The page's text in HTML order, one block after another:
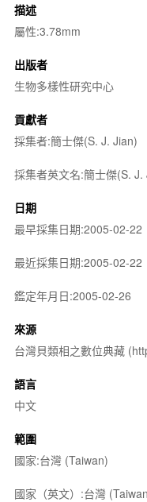
描述
屬性:3.78mm
出版者
生物多樣性研究中心
貢獻者
採集者:簡士傑(S. J. Jian)
採集者英文名:簡士傑(S. J.
日期
最早採集日期:2005-02-22
最近採集日期:2005-02-22
鑑定年月日:2005-02-26
來源
台灣貝類相之數位典藏
語言
中文
範圍
國家:台灣 (Taiwan)
國家（英文）:台灣